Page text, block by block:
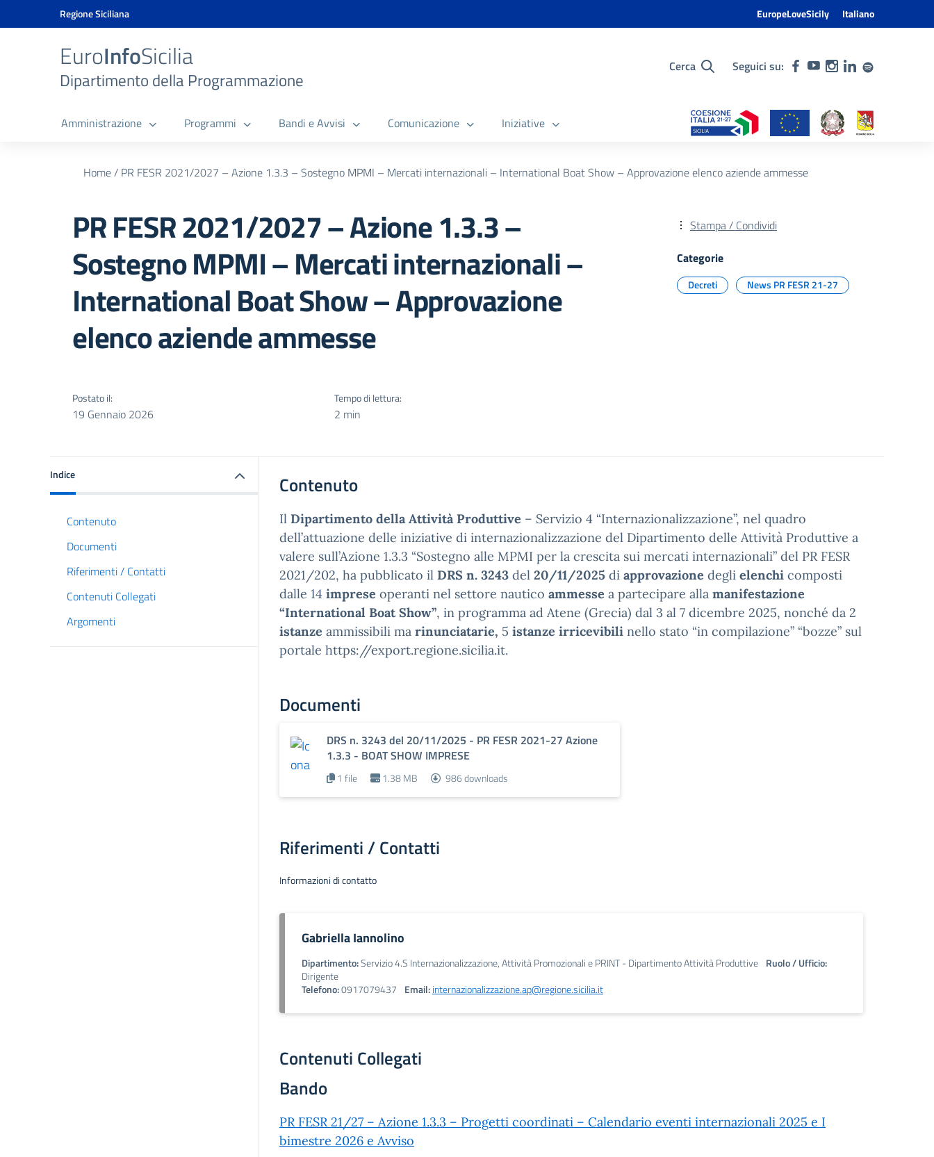
Vai ai contenuti
Vai al menu di navigazione
Vai al banner delle Cookie Policy
Regione Siciliana EuropeLoveSicily Italiano
EuroInfoSicilia
Dipartimento della Programmazione
Cerca Seguici su:
Amministrazione Programmi Bandi e Avvisi Comunicazione Iniziative
Home/ PR FESR 2021/2027 – Azione 1.3.3 – Sostegno MPMI – Mercati internazionali – International Boat Show – Approvazione elenco aziende ammesse
PR FESR 2021/2027 – Azione 1.3.3 –
Sostegno MPMI – Mercati internazionali –
International Boat Show – Approvazione
elenco aziende ammesse
Postato il:
19 Gennaio 2026
Tempo di lettura:
2 min
Stampa / Condividi
Categorie
Decreti News PR FESR 21-27
Indice
Contenuto
Documenti
Riferimenti / Contatti
Contenuti Collegati
Argomenti
Contenuto
Il Dipartimento della Attività Produttive – Servizio 4 “Internazionalizzazione”, nel quadro
dell’attuazione delle iniziative di internazionalizzazione del Dipartimento delle Attività Produttive a
valere sull’Azione 1.3.3 “Sostegno alle MPMI per la crescita sui mercati internazionali” del PR FESR
2021/202, ha pubblicato il DRS n. 3243 del 20/11/2025 di approvazione degli elenchi composti
dalle 14 imprese operanti nel settore nautico ammesse a partecipare alla manifestazione
“International Boat Show”, in programma ad Atene (Grecia) dal 3 al 7 dicembre 2025, nonché da 2
istanze ammissibili ma rinunciatarie, 5 istanze irricevibili nello stato “in compilazione” “bozze” sul
portale https://export.regione.sicilia.it.
Documenti
DRS n. 3243 del 20/11/2025 - PR FESR 2021-27 Azione
1.3.3 - BOAT SHOW IMPRESE
1 file 1.38 MB 986 downloads
Riferimenti / Contatti
Informazioni di contatto
Gabriella Iannolino
Dipartimento:Servizio 4.S Internazionalizzazione, Attività Promozionali e PRINT - Dipartimento Attività Produttive Ruolo / Ufficio:
Dirigente
Telefono:0917079437 Email:internazionalizzazione.ap@regione.sicilia.it
Contenuti Collegati
Bando
PR FESR 21/27 – Azione 1.3.3 – Progetti coordinati – Calendario eventi internazionali 2025 e I
bimestre 2026 e Avviso